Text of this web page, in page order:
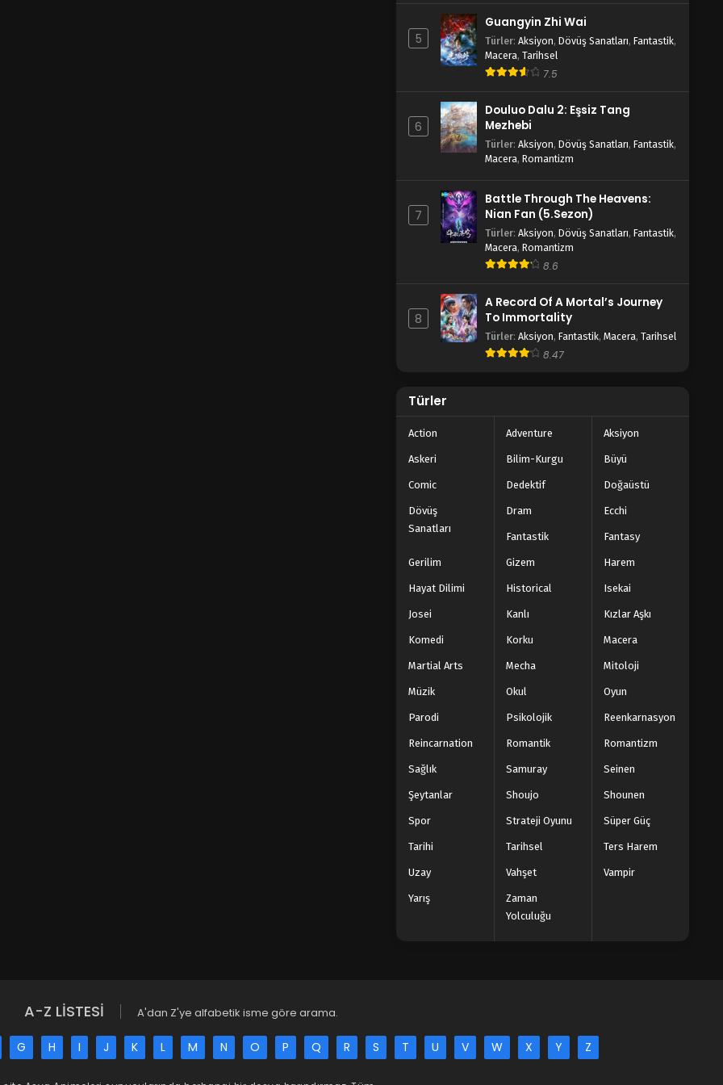
5
Guangyin Zhi Wai
Türler: Aksiyon, Dövüş Sanatları, Fantastik,
Macera, Tarihsel
7.5
6
Douluo Dalu 2: Eşsiz Tang
Mezhebi
Türler: Aksiyon, Dövüş Sanatları, Fantastik,
Macera, Romantizm
7
Battle Through The Heavens:
Nian Fan (5.Sezon)
Türler: Aksiyon, Dövüş Sanatları, Fantastik,
Macera, Romantizm
8.6
8
A Record Of A Mortal’s Journey
To Immortality
Türler: Aksiyon, Fantastik, Macera, Tarihsel
8.47
Türler
Action Adventure Aksiyon
Askeri Bilim-Kurgu Büyü
Comic Dedektif Doğaüstü
Dövüş
Sanatları
Dram Ecchi
Fantastik Fantasy
Gerilim Gizem Harem
Hayat Dilimi Historical Isekai
Josei Kanlı Kızlar Aşkı
Komedi Korku Macera
Martial Arts Mecha Mitoloji
Müzik Okul Oyun
Parodi Psikolojik Reenkarnasyon
Reincarnation Romantik Romantizm
Sağlık Samuray Seinen
Şeytanlar Shoujo Shounen
Spor Strateji Oyunu Süper Güç
Tarihi Tarihsel Ters Harem
Uzay Vahşet Vampir
Yarış
Zaman
Yolculuğu
A-Z LİSTESİ A'dan Z'ye alfabetik isme göre arama.
G H I J K L M N O P Q R S T U V W X Y Z